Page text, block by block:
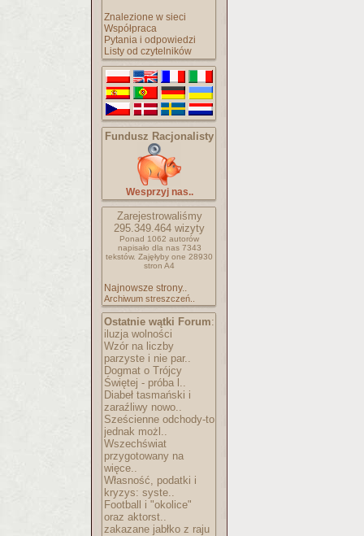
Znalezione w sieci
Współpraca
Pytania i odpowiedzi
Listy od czytelników
Fundusz Racjonalisty
Wesprzyj nas..
Zarejestrowaliśmy
295.349.464 wizyty
Ponad 1062 autorów
napisało dla nas 7343
tekstów. Zajęłyby one 28930
stron A4
Najnowsze strony..
Archiwum streszczeń..
Ostatnie wątki Forum:
iluzja wolności
Wzór na liczby
parzyste i nie par..
Dogmat o Trójcy
Świętej - próba l..
Diabeł tasmański i
zaraźliwy nowo..
Sześcienne odchody-to
jednak możl..
Wszechświat
przygotowany na
więce..
Własność, podatki i
kryzys: syste..
Football i "okolice"
oraz aktorst..
zakazane jabłko z raju